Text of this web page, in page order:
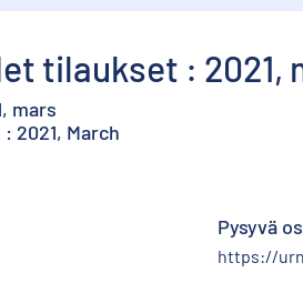
tilaukset : 2021,
mars
2021, March
Pysyvä
https://